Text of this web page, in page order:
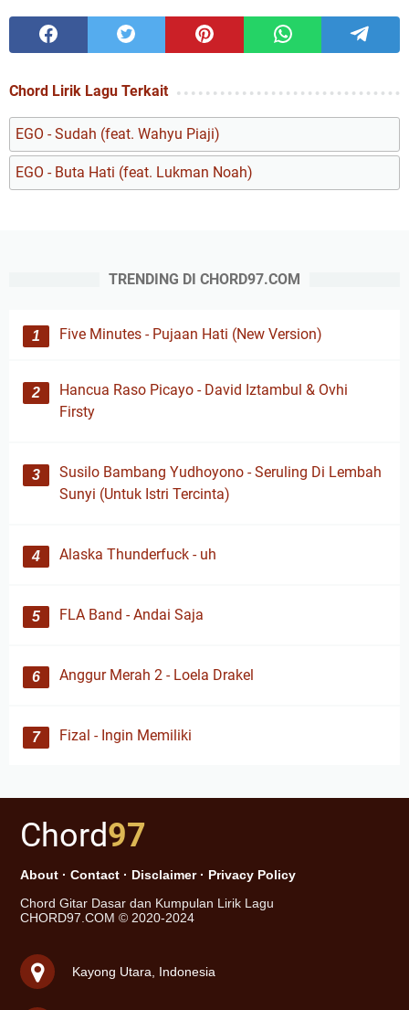
Chord Lirik Lagu Terkait
EGO - Sudah (feat. Wahyu Piaji)
EGO - Buta Hati (feat. Lukman Noah)
TRENDING DI CHORD97.COM
Five Minutes - Pujaan Hati (New Version)
Hancua Raso Picayo - David Iztambul & Ovhi
Firsty
Susilo Bambang Yudhoyono - Seruling Di Lembah
Sunyi (Untuk Istri Tercinta)
Alaska Thunderfuck - uh
FLA Band - Andai Saja
Anggur Merah 2 - Loela Drakel
Fizal - Ingin Memiliki
Chord97
About · Contact · Disclaimer· Privacy Policy
Chord Gitar Dasar dan Kumpulan Lirik Lagu
CHORD97.COM © 2020-2024
Kayong Utara, Indonesia